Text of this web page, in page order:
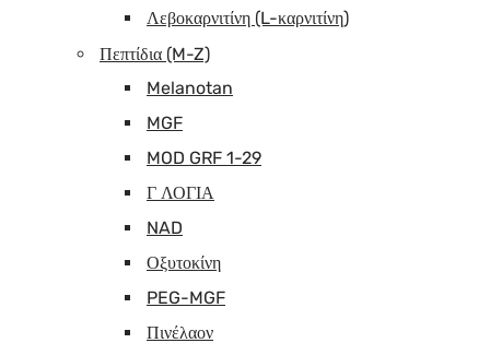
Λεβοκαρνιτίνη (L-καρνιτίνη)
Πεπτίδια (M-Z)
Melanotan
MGF
MOD GRF 1-29
Γ ΛΟΓΙΑ
NAD
Οξυτοκίνη
PEG-MGF
Πινέλαον